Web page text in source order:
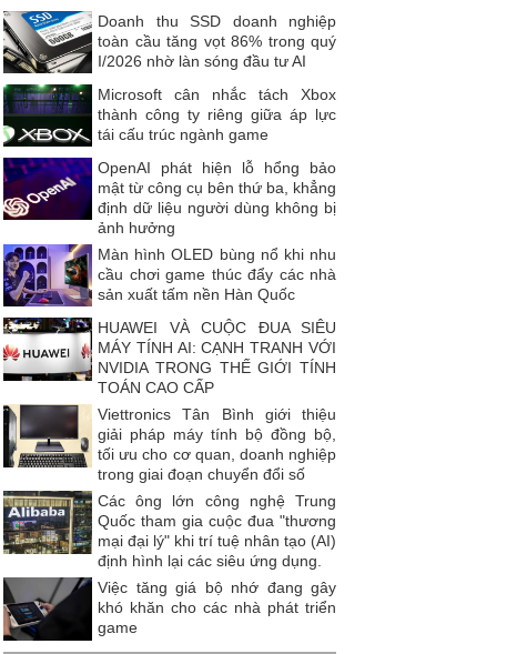
Doanh thu SSD doanh nghiệp
toàn cầu tăng vọt 86% trong quý
I/2026 nhờ làn sóng đầu tư AI
Microsoft cân nhắc tách Xbox
thành công ty riêng giữa áp lực
tái cấu trúc ngành game
OpenAI phát hiện lỗ hổng bảo
mật từ công cụ bên thứ ba, khẳng
định dữ liệu người dùng không bị
ảnh hưởng
Màn hình OLED bùng nổ khi nhu
cầu chơi game thúc đẩy các nhà
sản xuất tấm nền Hàn Quốc
HUAWEI VÀ CUỘC ĐUA SIÊU
MÁY TÍNH AI: CẠNH TRANH VỚI
NVIDIA TRONG THẾ GIỚI TÍNH
TOÁN CAO CẤP
Viettronics Tân Bình giới thiệu
giải pháp máy tính bộ đồng bộ,
tối ưu cho cơ quan, doanh nghiệp
trong giai đoạn chuyển đổi số
Các ông lớn công nghệ Trung
Quốc tham gia cuộc đua "thương
mại đại lý" khi trí tuệ nhân tạo (AI)
định hình lại các siêu ứng dụng.
Việc tăng giá bộ nhớ đang gây
khó khăn cho các nhà phát triển
game